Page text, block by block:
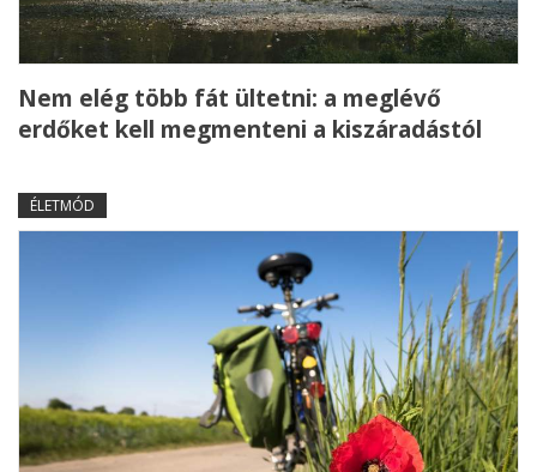
Nem elég több fát ültetni: a meglévő
erdőket kell megmenteni a kiszáradástól
ÉLETMÓD